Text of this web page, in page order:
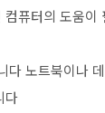
퓨터의 도움이
노트북이나
다